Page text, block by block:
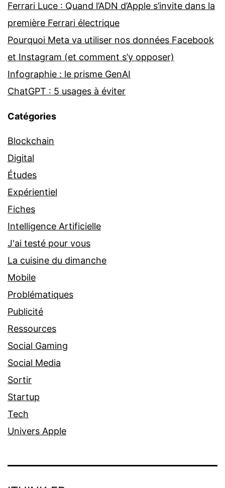
Ferrari Luce : Quand l’ADN d’Apple s’invite dans la
première Ferrari électrique
Pourquoi Meta va utiliser nos données Facebook
et Instagram (et comment s’y opposer)
Infographie : le prisme GenAI
ChatGPT : 5 usages à éviter
Catégories
Blockchain
Digital
Études
Expérientiel
Fiches
Intelligence Artificielle
J'ai testé pour vous
La cuisine du dimanche
Mobile
Problématiques
Publicité
Ressources
Social Gaming
Social Media
Sortir
Startup
Tech
Univers Apple